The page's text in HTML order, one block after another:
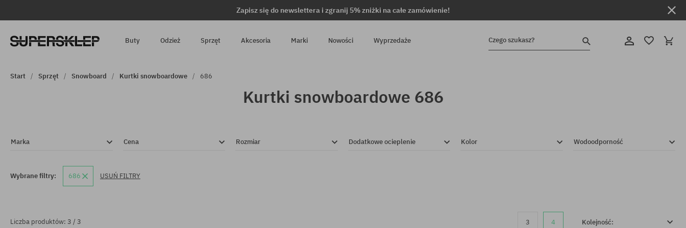
Zapisz się do newslettera i zgranij 5% zniżki na całe zamówienie!
Buty Odzież Sprzęt Akcesoria Marki Nowości Wyprzedaże Czego szukasz?
Start Sprzęt Snowboard Kurtki snowboardowe 686
Kurtki snowboardowe 686
Marka Cena Rozmiar Dodatkowe ocieplenie Kolor Wodoodporność
Wybrane filtry: 686 USUŃ FILTRY
Liczba produktów: 3 / 3 3 4 Kolejność: